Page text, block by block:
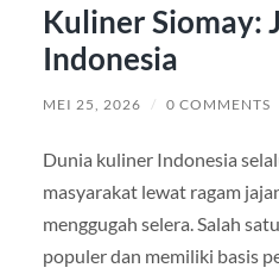
Kuliner Siomay:
Indonesia
MEI 25, 2026 / 0 COMMENTS
Dunia kuliner Indonesia
masyarakat lewat ragam
menggugah selera. Salah
populer dan memiliki basis